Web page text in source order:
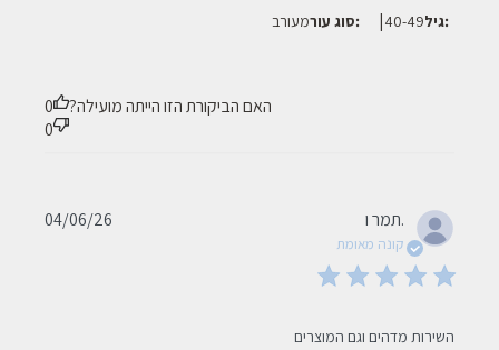
גיל: 40-49
| סוג עור: מעורב
האם הביקורת הזו הייתה מועילה?
0
0
תמר ו.
קונה מאומת
Published
04/06/26